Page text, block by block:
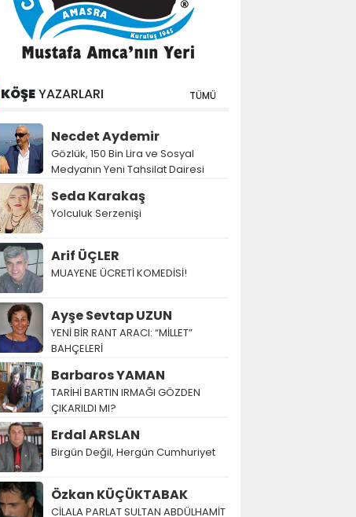
KÖŞEYAZARLARI TÜMÜ
Necdet Aydemir
Gözlük, 150 Bin Lira ve Sosyal
Medyanın Yeni Tahsilat Dairesi
Seda Karakaş
Yolculuk Serzenişi
Arif ÜÇLER
MUAYENE ÜCRETİ KOMEDİSİ!
Ayşe Sevtap UZUN
YENİ BİR RANT ARACI: “MİLLET”
BAHÇELERİ
Barbaros YAMAN
TARİHİ BARTIN IRMAĞI GÖZDEN
ÇIKARILDI MI?
Erdal ARSLAN
Birgün Değil, Hergün Cumhuriyet
Özkan KÜÇÜKTABAK
CİLALA PARLAT SULTAN ABDÜLHAMİT